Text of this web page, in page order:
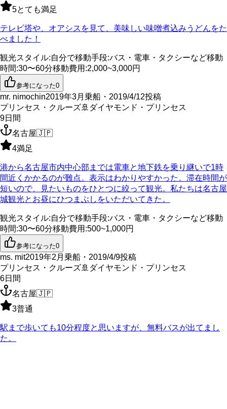
5とても満足
テレビ塔や、オアシスを見て、美味しい味噌煮込みうどんをた
べました！
観光スタイル:自分で移動手段:バス・電車・タクシーなど移動
時間:30〜60分移動費用 :2,000~3,000円
参考になった0
mr. nimochin2019年3月乗船・2019/4/12投稿
プリンセス・クルーズ🚢 ダイヤモンド・プリンセス
9日間
名古屋🇯🇵
4満足
港から名古屋市内中心部までは電車と地下鉄を乗り継いで1時
間近くかかるのが難点。表示はわかりやすかった。滞在時間が
短いので、見たいものをひとつに絞って観光。私たちは名古屋
城観光とお昼にひつまぶしをいただいてきた。
観光スタイル:自分で移動手段:バス・電車・タクシーなど移動
時間:30〜60分移動費用 :500~1,000円
参考になった0
ms. mit2019年2月乗船・2019/4/9投稿
プリンセス・クルーズ🚢 ダイヤモンド・プリンセス
6日間
名古屋🇯🇵
3普通
駅まで歩いても10分程度と思いますが、無料バスが出てまし
た。